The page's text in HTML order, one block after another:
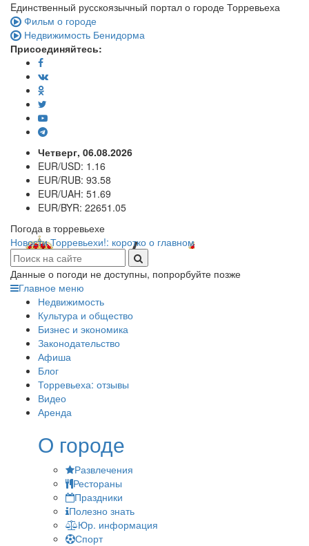
Eдинственный русскоязычный портал о городе Торревьеха
Фильм о городе
Недвижимость Бенидорма
Присоединяйтесь:
Четверг, 06.08.2026
EUR/USD: 1.16
EUR/RUB: 93.58
EUR/UAH: 51.69
EUR/BYR: 22651.05
Погода в торревьехе
Новости Торревьехи!: коротко о главном
Данные о погоди не доступны, попрорбуйте позже
Главное меню
Недвижимость
Культура и общество
Бизнес и экономика
Законодательство
Афиша
Блог
Торревьеха: отзывы
Видео
Аренда
О городе
Развлечения
Рестораны
Праздники
Полезно знать
Юр. информация
Спорт